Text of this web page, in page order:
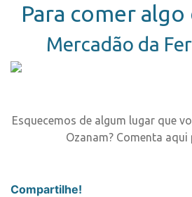
Para comer
Mercadão da
Esquecemos de algum lugar que
Ozanam? Comenta aqui
Compartilhe!